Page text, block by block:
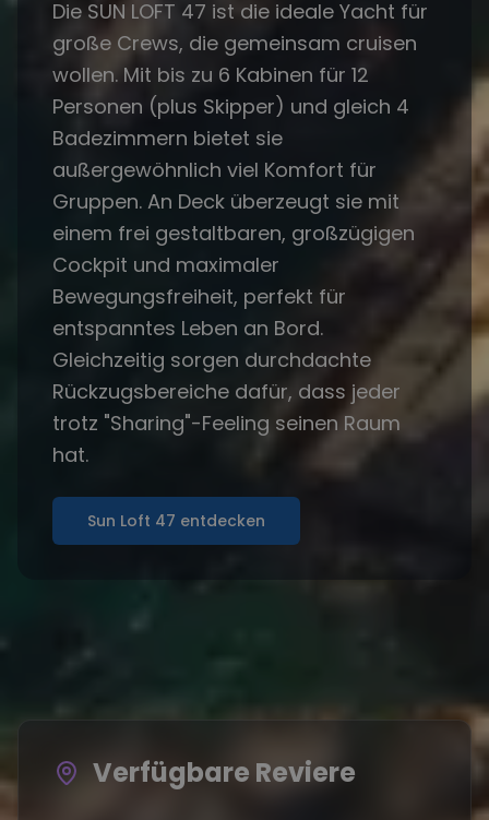
Die SUN LOFT 47 ist die ideale Yacht für
große Crews, die gemeinsam cruisen
wollen. Mit bis zu 6 Kabinen für 12
Personen (plus Skipper) und gleich 4
Badezimmern bietet sie
außergewöhnlich viel Komfort für
Gruppen. An Deck überzeugt sie mit
einem frei gestaltbaren, großzügigen
Cockpit und maximaler
Bewegungsfreiheit, perfekt für
entspanntes Leben an Bord.
Gleichzeitig sorgen durchdachte
Rückzugsbereiche dafür, dass jeder
trotz "Sharing"-Feeling seinen Raum
hat.
Sun Loft 47 entdecken
Verfügbare Reviere